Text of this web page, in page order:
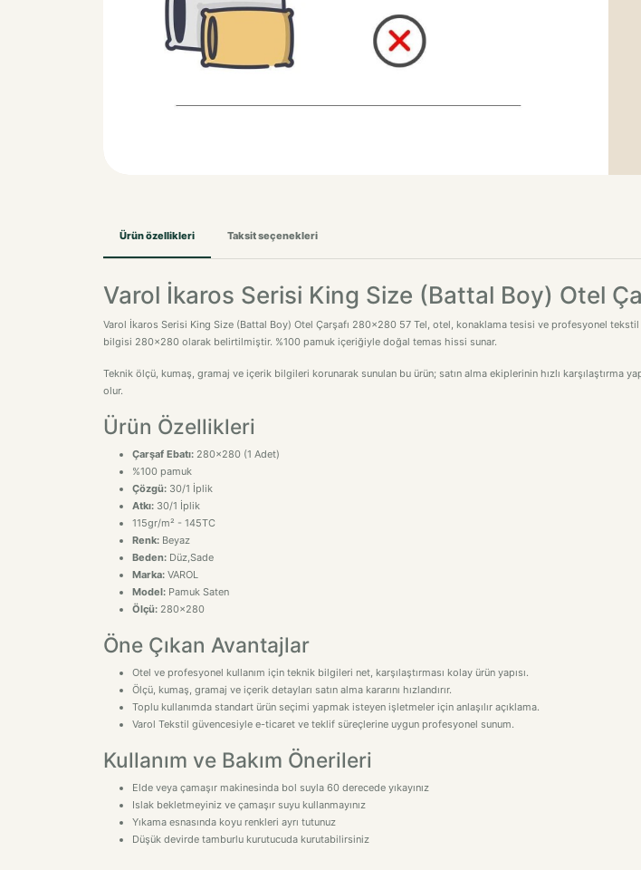
Ürün özellikleri Taksit seçenekleri
Varol İkaros Serisi King Size (Battal Boy) Otel
Varol İkaros Serisi King Size (Battal Boy) Otel Çarşafı 280x280 57 Tel, otel, konaklama tesisi ve profesyonel
bilgisi 280x280 olarak belirtilmiştir. %100 pamuk içeriğiyle doğal temas hissi sunar.
Teknik ölçü, kumaş, gramaj ve içerik bilgileri korunarak sunulan bu ürün; satın alma ekiplerinin hızlı karşılaştırma
olur.
Ürün Özellikleri
Çarşaf Ebatı: 280x280 (1 Adet)
%100 pamuk
Çözgü: 30/1 İplik
Atkı: 30/1 İplik
115gr/m² - 145TC
Renk: Beyaz
Beden: Düz,Sade
Marka: VAROL
Model: Pamuk Saten
Ölçü: 280x280
Öne Çıkan Avantajlar
Otel ve profesyonel kullanım için teknik bilgileri net, karşılaştırması kolay ürün yapısı.
Ölçü, kumaş, gramaj ve içerik detayları satın alma kararını hızlandırır.
Toplu kullanımda standart ürün seçimi yapmak isteyen işletmeler için anlaşılır açıklama.
Varol Tekstil güvencesiyle e-ticaret ve teklif süreçlerine uygun profesyonel sunum.
Kullanım ve Bakım Önerileri
Elde veya çamaşır makinesinda bol suyla 60 derecede yıkayınız
Islak bekletmeyiniz ve çamaşır suyu kullanmayınız
Yıkama esnasında koyu renkleri ayrı tutunuz
Düşük devirde tamburlu kurutucuda kurutabilirsiniz